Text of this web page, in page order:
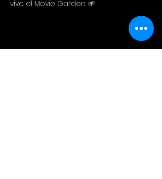
vivo el Movie Garden. 🌱